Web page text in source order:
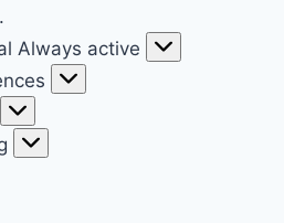
Always active